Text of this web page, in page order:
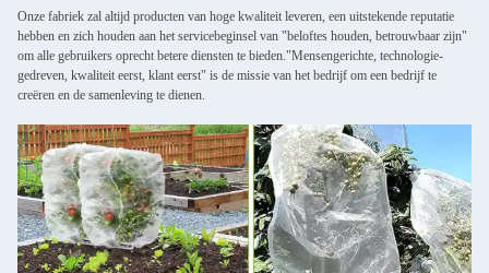
Onze fabriek zal altijd producten van hoge kwaliteit leveren, een uitstekende reputatie
hebben en zich houden aan het servicebeginsel van "beloftes houden, betrouwbaar zijn"
om alle gebruikers oprecht betere diensten te bieden."Mensengerichte, technologie-
gedreven, kwaliteit eerst, klant eerst" is de missie van het bedrijf om een bedrijf te
creëren en de samenleving te dienen.